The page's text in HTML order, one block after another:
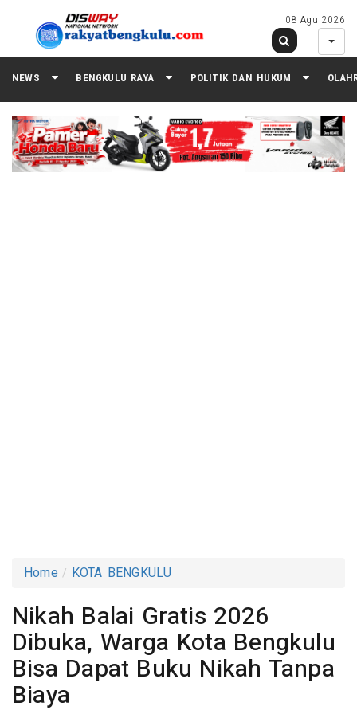
08 Agu 2026
NEWS BENGKULU RAYA POLITIK DAN HUKUM
Home KOTA BENGKULU
Nikah Balai Gratis 2026
Dibuka, Warga Kota Bengkulu
Bisa Dapat Buku Nikah Tanpa
Biaya